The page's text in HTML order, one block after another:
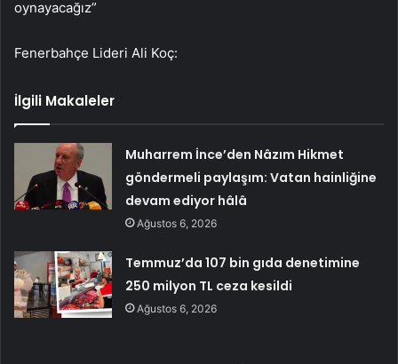
oynayacağız”
Fenerbahçe Lideri Ali Koç:
İlgili Makaleler
Muharrem İnce’den Nâzım Hikmet
göndermeli paylaşım: Vatan hainliğine
devam ediyor hâlâ
Ağustos 6, 2026
Temmuz’da 107 bin gıda denetimine
250 milyon TL ceza kesildi
Ağustos 6, 2026